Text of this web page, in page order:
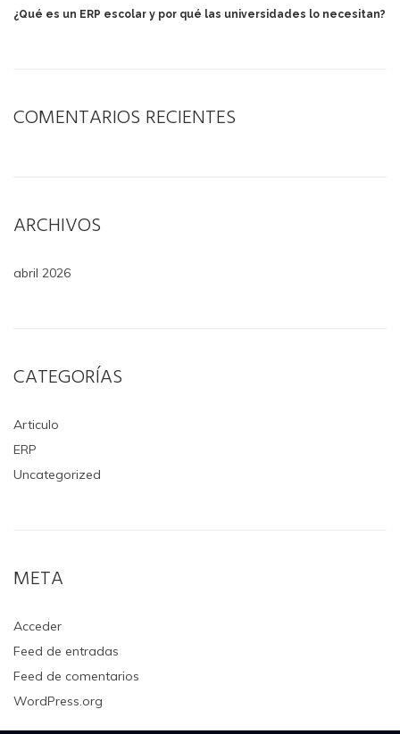
¿Qué es un ERP escolar y por qué las universidades lo necesitan?
COMENTARIOS RECIENTES
ARCHIVOS
abril 2026
CATEGORÍAS
Articulo
ERP
Uncategorized
META
Acceder
Feed de entradas
Feed de comentarios
WordPress.org